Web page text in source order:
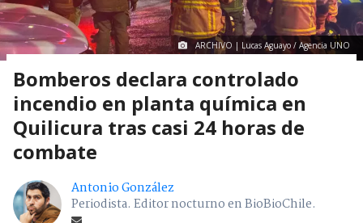
ARCHIVO | Lucas Aguayo / Agencia UNO
Bomberos declara controlado
incendio en planta química en
Quilicura tras casi 24 horas de
combate
Antonio González
Periodista. Editor nocturno en BioBioChile.